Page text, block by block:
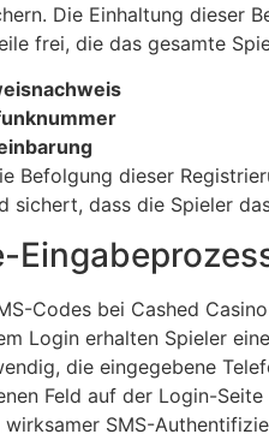
Die Einhaltung dieser
frei, die das gesamte
Befolgung dieser
sichert, dass die Spieler
Codes bei Cashed
Login erhalten Spieler
die eingegebene
Feld auf der Login-
SMS-